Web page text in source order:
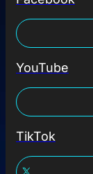
YouTube
TikTok